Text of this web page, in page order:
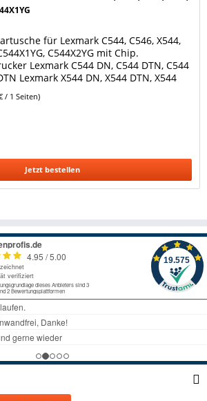
für Lexmark C544, C546, X544,
C544X2YG mit Chip.
Lexmark C544 DN, C544 DTN, C544
Lexmark X544 DN, X544 DTN, X544
C544 DW, C544 N, C546 DTN Ersetzt
C544X1YG / C544X2YG...
/ 1 Seiten)
Jetzt bestellen